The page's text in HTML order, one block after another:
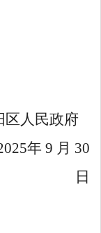
区人 民政府
年 9 月 30
日